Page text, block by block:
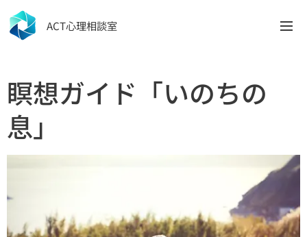
ACT心理相談室
瞑想ガイド「いのちの
息」